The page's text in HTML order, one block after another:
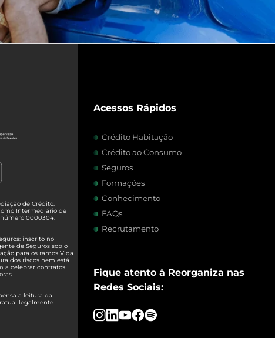
de Crédito:
Intermediário de
0000304.
inscrito no
de Seguros sob o
para os ramos Vida
dos riscos nem está
a celebrar contratos
a leitura da
legalmente
Acessos Rápidos
Crédito Habitação
Crédito ao Consumo
Seguros
Formações
Conhecimento
FAQs
Recrutamento
Fique atento à Reorganiza nas
Redes Sociais: